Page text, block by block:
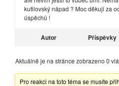
kutilovský nápad ? Moc děkuji za
úspěchů !
Autor Příspěvky
Aktuálně je na stránce zobrazeno 0
Pro reakci na toto téma se musíte